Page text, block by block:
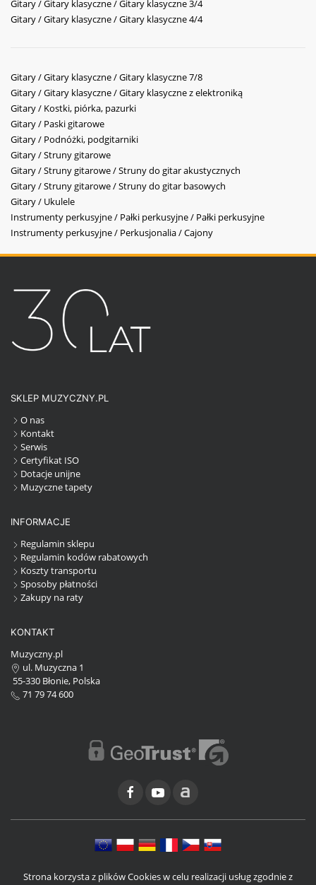
Gitary / Gitary klasyczne / Gitary klasyczne 3/4
Gitary / Gitary klasyczne / Gitary klasyczne 4/4
Gitary / Gitary klasyczne / Gitary klasyczne 7/8
Gitary / Gitary klasyczne / Gitary klasyczne z elektroniką
Gitary / Kostki, piórka, pazurki
Gitary / Paski gitarowe
Gitary / Podnóżki, podgitarniki
Gitary / Struny gitarowe
Gitary / Struny gitarowe / Struny do gitar akustycznych
Gitary / Struny gitarowe / Struny do gitar basowych
Gitary / Ukulele
Instrumenty perkusyjne / Pałki perkusyjne / Pałki perkusyjne
Instrumenty perkusyjne / Perkusjonalia / Cajony
SKLEP MUZYCZNY.PL
O nas
Kontakt
Serwis
Certyfikat ISO
Dotacje unijne
Muzyczne tapety
INFORMACJE
Regulamin sklepu
Regulamin kodów rabatowych
Koszty transportu
Sposoby płatności
Zakupy na raty
KONTAKT
Muzyczny.pl
ul. Muzyczna 1
55-330 Błonie, Polska
71 79 74 600
Strona korzysta z plików Cookies w celu realizacji usług zgodnie z